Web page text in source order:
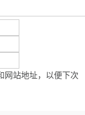
网站地址，以便下次